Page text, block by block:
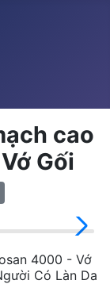
cao
Gối
4000 - Vớ
Có Làn Da